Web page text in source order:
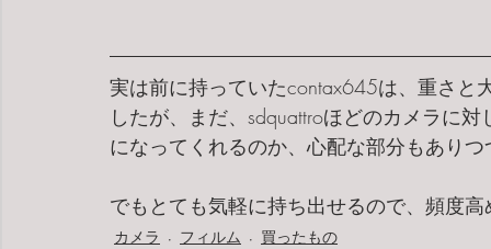
実は前に持っていたcontax645は、重さと
したが、まだ、sdquattroほどのカメラに
になってくれるのか、心配な部分もありつ
でもとても気軽に持ち出せるので、頻度
カメラ フィルム 買ったもの